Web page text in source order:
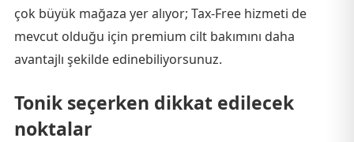
çok büyük mağaza yer alıyor; Tax-Free hizmeti de
mevcut olduğu için premium cilt bakımını daha
avantajlı şekilde edinebiliyorsunuz.
Tonik seçerken dikkat edilecek
noktalar